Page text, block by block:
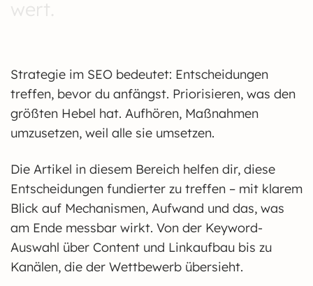
wert.
Strategie im SEO bedeutet: Entscheidungen
treffen, bevor du anfängst. Priorisieren, was den
größten Hebel hat. Aufhören, Maßnahmen
umzusetzen, weil alle sie umsetzen.
Die Artikel in diesem Bereich helfen dir, diese
Entscheidungen fundierter zu treffen – mit klarem
Blick auf Mechanismen, Aufwand und das, was
am Ende messbar wirkt. Von der Keyword-
Auswahl über Content und Linkaufbau bis zu
Kanälen, die der Wettbewerb übersieht.